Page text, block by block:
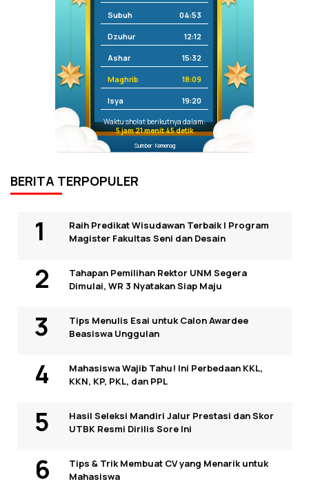
Subuh 04:53
Dzuhur 12:12
Ashar 15:32
Maghrib 18:09
Isya 19:20
Waktu sholat berikutnya dalam:
5 jam 21 menit 45 detik
Sumber: Kemenag
BERITA TERPOPULER
Raih Predikat Wisudawan Terbaik I Program
Magister Fakultas Seni dan Desain
Tahapan Pemilihan Rektor UNM Segera
Dimulai, WR 3 Nyatakan Siap Maju
Tips Menulis Esai untuk Calon Awardee
Beasiswa Unggulan
Mahasiswa Wajib Tahu! Ini Perbedaan KKL,
KKN, KP, PKL, dan PPL
Hasil Seleksi Mandiri Jalur Prestasi dan Skor
UTBK Resmi Dirilis Sore Ini
Tips & Trik Membuat CV yang Menarik untuk
Mahasiswa